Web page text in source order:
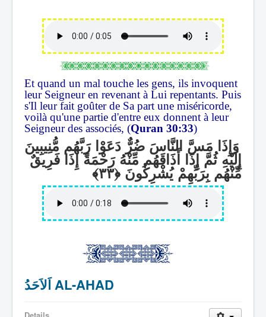
Et quand un mal touche les gens, ils invoquent
leur Seigneur en revenant à Lui repentants. Puis
s'Il leur fait goûter de Sa part une miséricorde,
voilà qu'une partie d'entre eux donnent à leur
Seigneur des associés, (Quran 30:33)
وَإِذَا مَسَّ النَّاسَ ضُرٌّ دَعَوْا رَبَّهُم مُّنِيبِينَ
إِلَيْهِ ثُمَّ إِذَا أَذَاقَهُم مِّنْهُ رَحْمَةً إِذَا فَرِيقٌ
مِّنْهُم بِرَبِّهِمْ يُشْرِكُونَ
اَلاَحَدُ AL-AHAD